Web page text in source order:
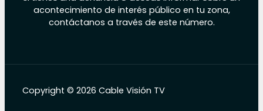
acontecimiento de interés público en tu zona,
contáctanos a través de este número.
Copyright © 2026 Cable Visión TV